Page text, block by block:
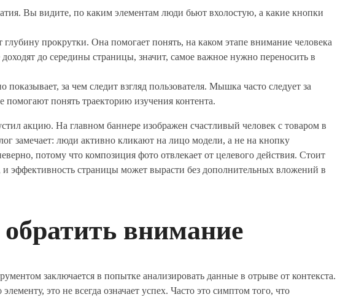
Вы видите, по каким элементам люди бьют вхолостую, а какие кнопки
прокрутки. Она помогает понять, на каком этапе внимание человека
доходят до середины страницы, значит, самое важное нужно переносить в
за чем следит взгляд пользователя. Мышка часто следует за
понять траекторию изучения контента.
акцию. На главном баннере изображен счастливый человек с товаром в
замечает: люди активно кликают на лицо модели, а не на кнопку
потому что композиция фото отвлекает от целевого действия. Стоит
и эффективность страницы может вырасти без дополнительных вложений в
внимание
заключается в попытке анализировать данные в отрыве от контекста.
это не всегда означает успех. Часто это симптом того, что